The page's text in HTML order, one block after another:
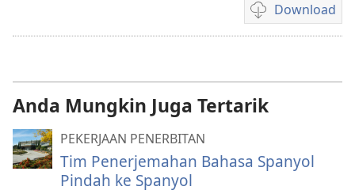
Download
Pilihan
download
Anda Mungkin Juga Tertarik
PEKERJAAN PENERBITAN
Tim Penerjemahan Bahasa Spanyol
Pindah ke Spanyol